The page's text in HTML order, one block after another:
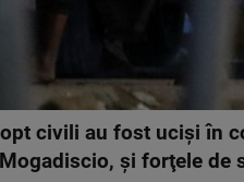
civili au fost ucişi în
şi forţele de